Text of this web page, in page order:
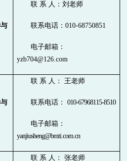
联 系 人：刘老师
联系电话：010-68750851
电子邮箱：
yzb704@126.com
联 系 人： 王老师
联系电话：010-67968115-8510
电子邮箱：
yanjiusheng@bmti.com.cn
联 系 人： 张老师